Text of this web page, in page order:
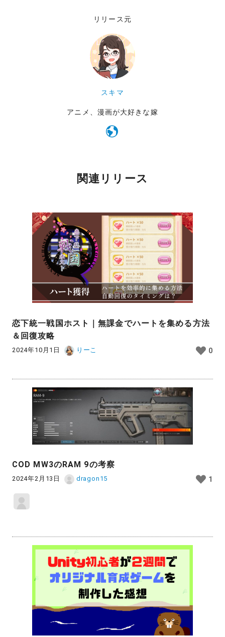
リリース元
スキマ
アニメ、漫画が大好きな嫁
関連リリース
恋下統一戦国ホスト｜無課金でハートを集める方法
＆回復攻略
2024年10月1日 りーこ 0
COD MW3のRAM 9の考察
2024年2月13日 dragon15 1